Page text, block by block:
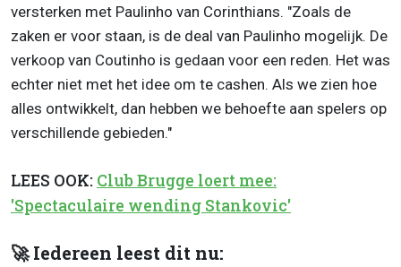
versterken met Paulinho van Corinthians. "Zoals de
zaken er voor staan, is de deal van Paulinho mogelijk. De
verkoop van Coutinho is gedaan voor een reden. Het was
echter niet met het idee om te cashen. Als we zien hoe
alles ontwikkelt, dan hebben we behoefte aan spelers op
verschillende gebieden."
LEES OOK: Club Brugge loert mee:
'Spectaculaire wending Stankovic'
🚀 Iedereen leest dit nu: